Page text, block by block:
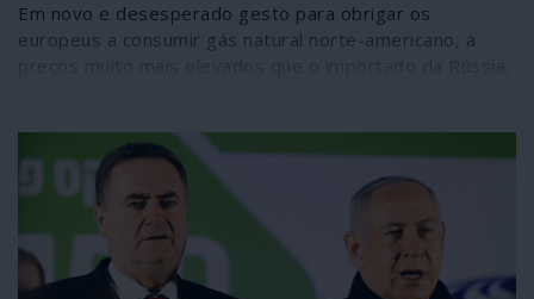
Em novo e desesperado gesto para obrigar os
europeus a consumir gás natural norte-americano, a
gasoduto Nord Stream 2. Prestes a ser concluída, a
obra enfrenta novo e dispendioso obstáculo que
distorce grosseiramente a tão enobrecida “economia de
mercado”. Mas como as sanções atingem interesses
alemães e a própria economia da Alemanha existe
alguma expectativa em saber como irá a União Europeia